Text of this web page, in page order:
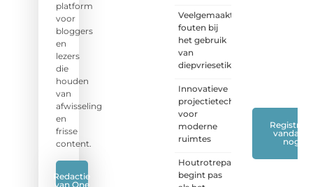
platform
voor
bloggers
en
lezers
die
houden
van
afwisseling
en
frisse
content.
Redactie
van One
Veelgemaakte
fouten bij
het gebruik
van
diepvriesetiketten
Innovatieve
projectietechnieken
voor
moderne
ruimtes
Houtrotreparatie
begint pas
Registreer
vandaag
nog